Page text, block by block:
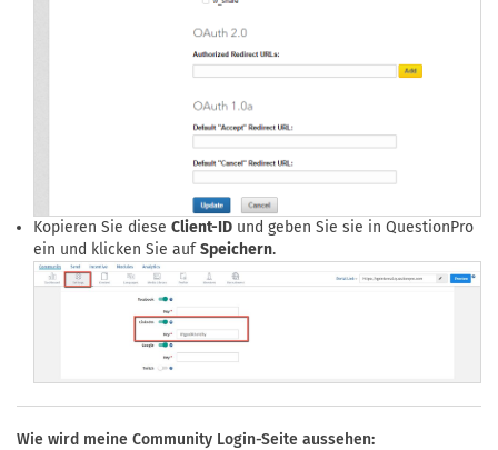
Kopieren Sie diese Client-ID und geben Sie sie in QuestionPro
ein und klicken Sie aufSpeichern.
Wie wird meine Community Login-Seite aussehen: